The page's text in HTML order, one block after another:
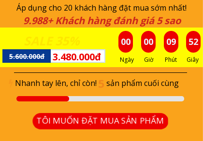
Áp dụng cho 20 khách hàng đặt mua sớm nhất!
9.988+ Khách hàng đánh giá 5 sao
TÔI MUỐN ĐẶT MUA SẢN PHẨM
3.480.000đ
5.600.000đ
00 00 09 51
Ngày Giờ Phút Giây
Nhanh tay lên, chỉ còn! 5 sản phẩm cuối cùng